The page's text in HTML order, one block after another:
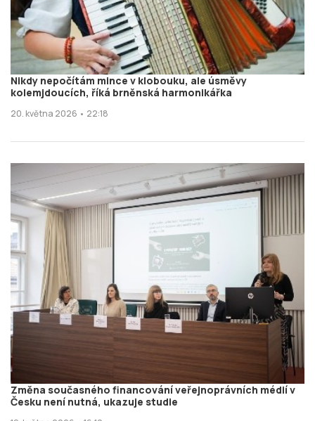
Nikdy nepočítám mince v klobouku, ale úsměvy
kolemjdoucích, říká brněnská harmonikářka
20. května 2026 • 22:18
Změna současného financování veřejnoprávních médií v
Česku není nutná, ukazuje studie